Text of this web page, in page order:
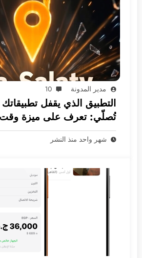
مدير المدونة 10
التطبيق الذي يقفل
تُصلّي: تعرف على ميزة وقت
الثورية
شهر واحد منذ النشر